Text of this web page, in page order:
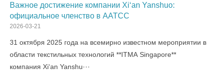
Важное достижение компании Xi‘an Yanshuo:
официальное членство в AATCC
2026-03-21
31 октября 2025 года на всемирно известном мероприятии в
области текстильных технологий **ITMA Singapore**
компания Xi‘an Yanshu···